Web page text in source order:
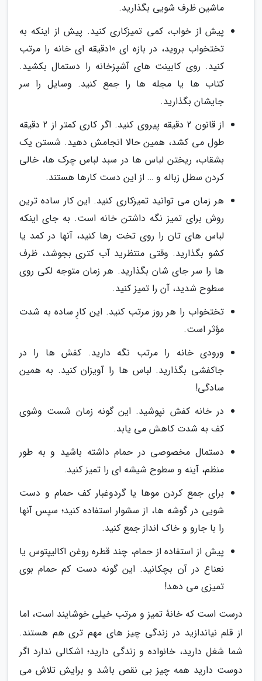
ماشین ظرف شویی بگذارید.
پیش از خواب، کمی تمیزکاری کنید. پیش از اینکه به
تختخواب بروید، در بازه ای 10دقیقه ای خانه را مرتب
کنید. روی کابینت های آشپزخانه را دستمال بکشید.
کتاب ها یا مجله ها را جمع کنید. وسایل را سر
جایشان بگذارید.
از قانون 2 دقیقه پیروی کنید. اگر کاری کمتر از 2 دقیقه
طول می کشد، همین حالا انجامش دهید. شستن یک
بشقاب، ریختن لباس ها در سبد لباس چرک ها، خالی
کردن سطل زباله و … از این دست کارها هستند.
هر زمان می توانید تمیزکاری کنید. این کار ساده ترین
روش برای تمیز نگه داشتن خانه است. به جای اینکه
لباس های تان را روی تخت رها کنید، آنها در کمد یا
کشو بگذارید. وقتی منتظرید آب کتری بجوشد، ظرف
ها را سر جای شان بگذارید. هر زمان متوجه لکی روی
سطوح شدید، آن را تمیز کنید.
تختخواب را هر روز مرتب کنید. این کارِ ساده به شدت
مؤثر است.
ورودی خانه را مرتب نگه دارید. کفش ها را در
جاکفشی بگذارید. لباس ها را آویزان کنید. به همین
سادگی!
در خانه کفش نپوشید. این گونه زمان شست وشوی
کف به شدت کاهش می یابد.
دستمال مخصوصی در حمام داشته باشید و به طور
منظم، آینه و سطوح شیشه ای را تمیز کنید.
برای جمع کردن موها یا گردوغبار کف حمام و دست
شویی در گوشه ها، از سشوار استفاده کنید؛ سپس آنها
را با جارو و خاک انداز جمع کنید.
پیش از استفاده از حمام، چند قطره روغن اکالیپتوس یا
نعناع در آن بچکانید. این گونه دست کم حمام بوی
تمیزی می دهد!
درست است که خانهٔ تمیز و مرتب خیلی خوشایند است، اما
از قلم نیاندازید در زندگی چیز های مهم تری هم هستند.
شما شغل دارید، خانواده و زندگی دارید؛ اشکالی ندارد اگر
دوست دارید همه چیز بی نقص باشد و برایش تلاش می